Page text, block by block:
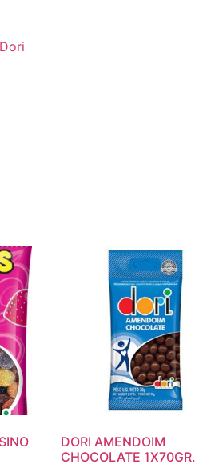
Dori
DORI AMENDOIM
CHOCOLATE 1X70GR.